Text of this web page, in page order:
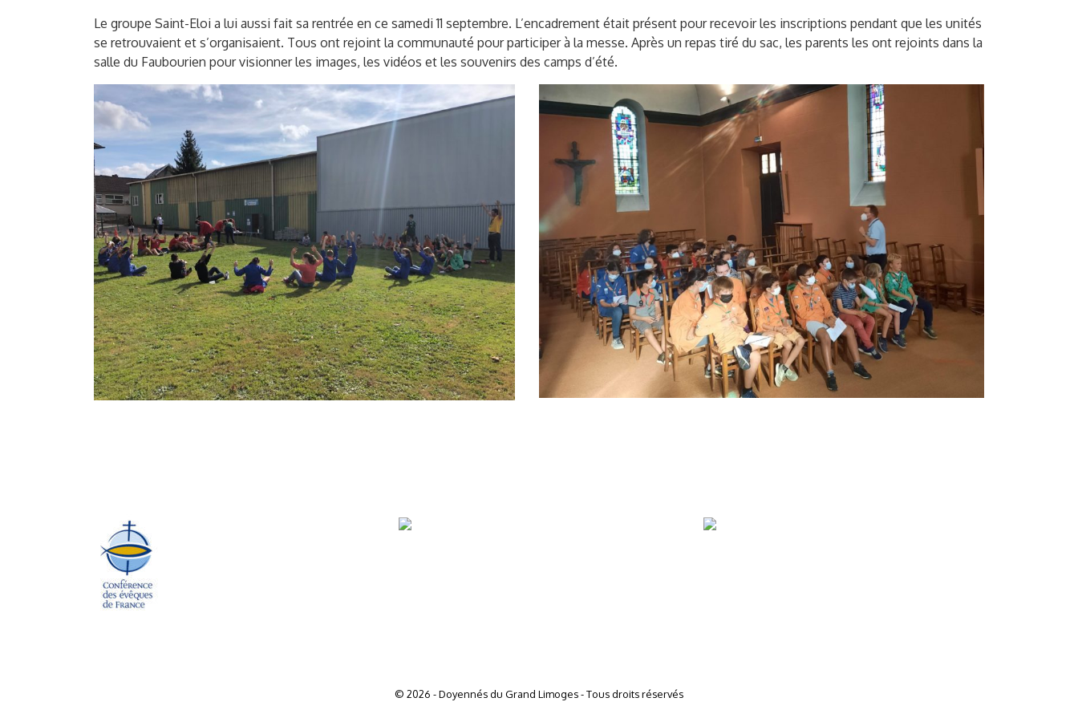
Le groupe Saint-Eloi a lui aussi fait sa rentrée en ce samedi 11 septembre. L’encadrement était présent pour recevoir les inscriptions pendant que les unités
se retrouvaient et s’organisaient. Tous ont rejoint la communauté pour participer à la messe. Après un repas tiré du sac, les parents les ont rejoints dans la
salle du Faubourien pour visionner les images, les vidéos et les souvenirs des camps d’été.
© 2026 - Doyennés du Grand Limoges - Tous droits réservés